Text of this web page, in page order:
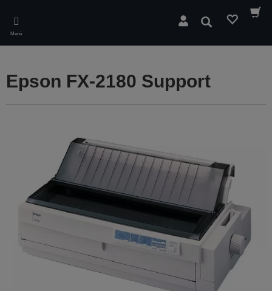
main
content
Menü
Suchen
Epson FX-2180 Support